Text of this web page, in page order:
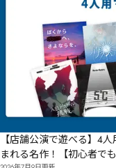
【店舗公演で遊べる】4
まれる名作！【初心者で